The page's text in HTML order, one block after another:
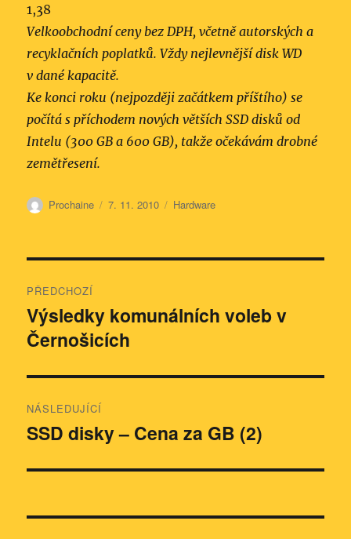
1,38
Velkoobchodní ceny bez DPH, včetně autorských a
recyklačních poplatků. Vždy nejlevnější disk WD
v dané kapacitě.
Ke konci roku (nejpozději začátkem příštího) se
počítá s příchodem nových větších SSD disků od
Intelu (300 GB a 600 GB), takže očekávám drobné
zemětřesení.
Autor:
Prochaine Publikováno:
7. 11. 2010 Rubriky:
Hardware
pro
příspěvek
PŘEDCHOZÍ
Předchozí
příspěvek:
Výsledky komunálních voleb v
Černošicích
NÁSLEDUJÍCÍ
Následující
SSD disky – Cena za GB (2)